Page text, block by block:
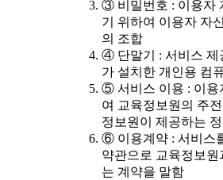
③ 비밀번호 : 이용자
기 위하여 이용자 자
의 조합
④ 단말기 : 서비스 제
가 설치한 개인용 컴
⑤ 서비스 이용 : 이용
여 교육정보원의 주
정보원이 제공하는
⑥ 이용계약 : 서비스
약관으로 교육정보
는 계약을 말함